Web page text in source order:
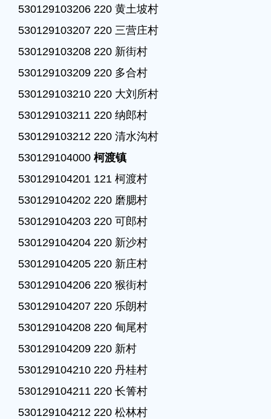
530129103206 220 黄土坡村
530129103207 220 三营庄村
530129103208 220 新街村
530129103209 220 多合村
530129103210 220 大刘所村
530129103211 220 纳郎村
530129103212 220 清水沟村
530129104000 柯渡镇
530129104201 121 柯渡村
530129104202 220 磨腮村
530129104203 220 可郎村
530129104204 220 新沙村
530129104205 220 新庄村
530129104206 220 猴街村
530129104207 220 乐朗村
530129104208 220 甸尾村
530129104209 220 新村
530129104210 220 丹桂村
530129104211 220 长箐村
530129104212 220 松林村